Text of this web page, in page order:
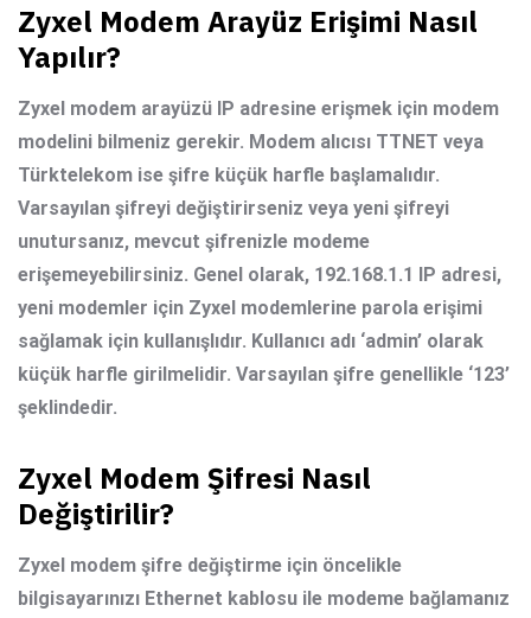
Zyxel Modem Arayüz Erişimi Nasıl
Yapılır?
Zyxel modem arayüzü IP adresine erişmek için modem
modelini bilmeniz gerekir. Modem alıcısı TTNET veya
Türktelekom ise şifre küçük harfle başlamalıdır.
Varsayılan şifreyi değiştirirseniz veya yeni şifreyi
unutursanız, mevcut şifrenizle modeme
erişemeyebilirsiniz. Genel olarak, 192.168.1.1 IP adresi,
yeni modemler için Zyxel modemlerine parola erişimi
sağlamak için kullanışlıdır. Kullanıcı adı ‘admin’ olarak
küçük harfle girilmelidir. Varsayılan şifre genellikle ‘123’
şeklindedir.
Zyxel Modem Şifresi Nasıl
Değiştirilir?
Zyxel modem şifre değiştirme için öncelikle
bilgisayarınızı Ethernet kablosu ile modeme bağlamanız